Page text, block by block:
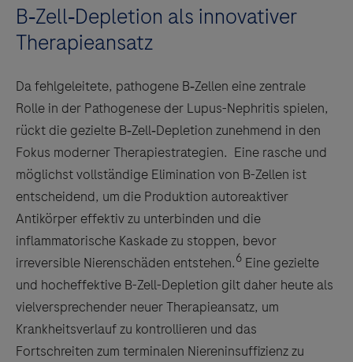
B‑Zell‑Depletion als innovativer
Therapieansatz
Da fehlgeleitete, pathogene B‑Zellen eine zentrale
Rolle in der Pathogenese der Lupus-Nephritis spielen,
rückt die gezielte B‑Zell‑Depletion zunehmend in den
Fokus moderner Therapiestrategien. Eine rasche und
möglichst vollständige Elimination von B-Zellen ist
entscheidend, um die Produktion autoreaktiver
Antikörper effektiv zu unterbinden und die
inflammatorische Kaskade zu stoppen, bevor
irreversible Nierenschäden entstehen.6 Eine gezielte
und hocheffektive B-Zell-Depletion gilt daher heute als
vielversprechender neuer Therapieansatz, um
Krankheitsverlauf zu kontrollieren und das
Fortschreiten zum terminalen Niereninsuffizienz zu